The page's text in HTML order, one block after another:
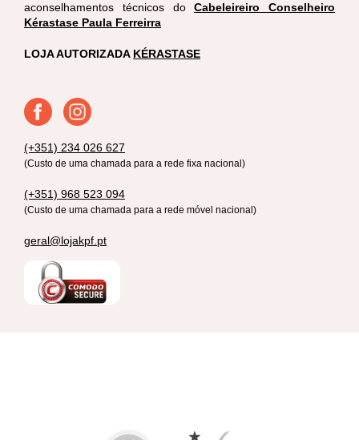
aconselhamentos técnicos doCabeleireiro Conselheiro
Kérastase Paula Ferreirra
LOJA AUTORIZADA KÉRASTASE
(+351) 234 026 627
(Custo de uma chamada para a rede fixa nacional)
(+351) 968 523 094
(Custo de uma chamada para a rede móvel nacional)
geral@lojakpf.pt